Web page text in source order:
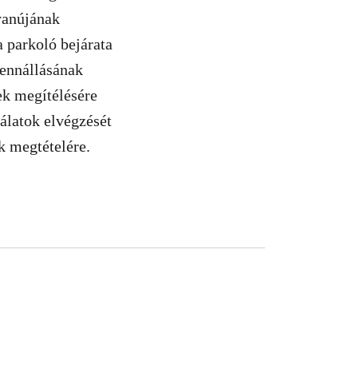
parkoló bejárata
megítélésére
elvégzését
megtételére.